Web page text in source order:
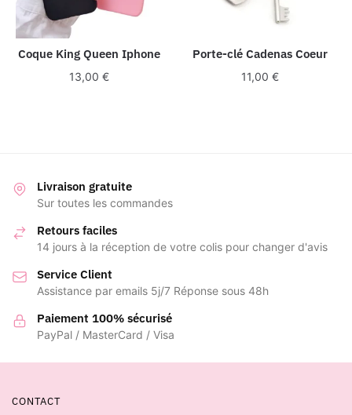
Coque King Queen Iphone
13,00€
Porte-clé Cadenas Coeur
11,00 €
Livraison gratuite
Sur toutes les commandes
Retours faciles
14 jours à la réception de votre colis pour changer d'avis
Service Client
Assistance par emails 5j/7 Réponse sous 48h
Paiement 100% sécurisé
PayPal / MasterCard / Visa
CONTACT